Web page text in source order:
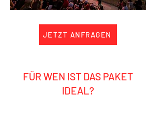
JETZT ANFRAGEN
FÜR WEN IST DAS PAKET
IDEAL?